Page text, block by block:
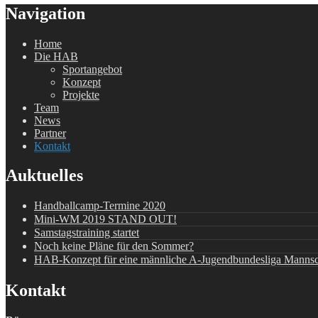
Navigation
Home
Die HAB
Sportangebot
Konzept
Projekte
Team
News
Partner
Kontakt
Auktuelles
Handballcamp-Termine 2020
Mini-WM 2019 STAND OUT!
Samstagstraining startet
Noch keine Pläne für den Sommer?
HAB-Konzept für eine männliche A-Jugendbundesliga
Kontakt